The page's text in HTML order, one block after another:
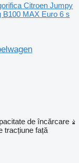
Citroen Jumpy
B100 MAX Euro 6 s
de încărcare
tracțiune față